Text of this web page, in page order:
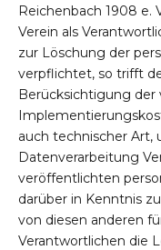
Reichenbach 1908 e.
Verein als
zur Löschung der
verpflichtet, so trifft
Berücksichtigung der
auch technischer Art,
Datenverarbeitung
veröffentlichten
darüber in Kenntnis
von diesen anderen
Verantwortlichen die